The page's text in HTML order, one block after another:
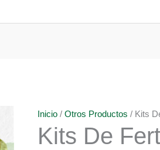
Inicio / Otros Productos / Kits
Kits De